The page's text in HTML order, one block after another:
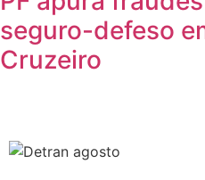
seguro-defeso
Cruzeiro